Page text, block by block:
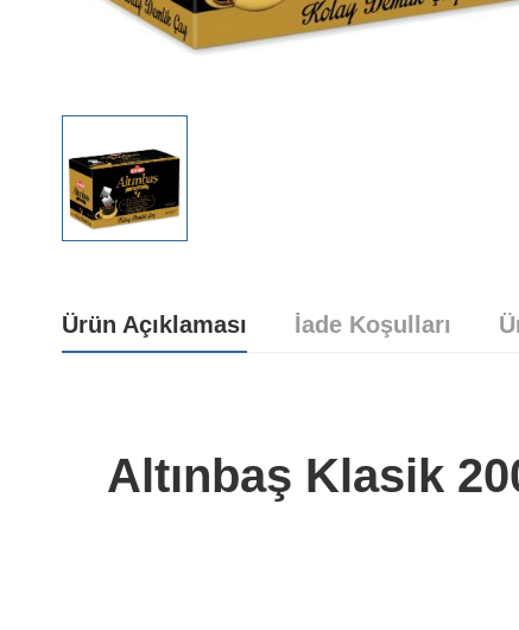
Ürün Açıklaması İade Koşulları
Altınbaş Klasik